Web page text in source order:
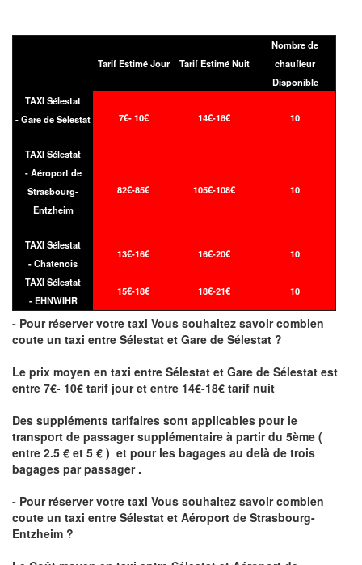
Tarif Estimé Jour Tarif Estimé Nuit
Nombre de
chauffeur
Disponible
TAXI Sélestat
- Gare de Sélestat
7€- 10€ 14€-18€ 10
TAXI Sélestat
- Aéroport de
Strasbourg-
Entzheim
82€-85€ 105€-108€ 10
TAXI Sélestat
- Châtenois
13€-16€ 16€-20€ 10
TAXI Sélestat
- EHNWIHR
15€-18€ 18€-21€ 10
- Pour réserver votre taxi Vous souhaitez savoircombien
coute un taxi entre Sélestat et Gare de Sélestat ?
Le prix moyen en taxi entre Sélestat et Gare de Sélestat est
entre 7€- 10€ tarif jour et entre 14€-18€ tarif nuit
Des suppléments tarifaires sont applicables pour le
transport de passager supplémentaire à partir du 5ème (
entre 2.5 € et 5 € ) et pour les bagages au delà de trois
bagages par passager .
- Pour réserver votre taxi Vous souhaitez savoircombien
coute un taxi entre Sélestat et Aéroport de Strasbourg-
Entzheim ?